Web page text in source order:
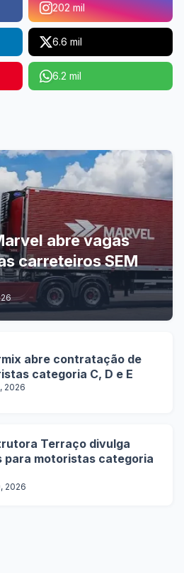
202 mil
6.6 mil
6.2 mil
abre vagas
carreteiros SEM
abre contratação de
categoria C, D e E
2026
Terraço divulga
para motoristas categoria
2026